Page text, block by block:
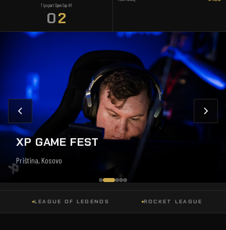
Tipsport Open Cup #1
0:2
XP GAME FEST
Priština, Kosovo
LEAGUE OF LEGENDS ROCKET LEAGUE